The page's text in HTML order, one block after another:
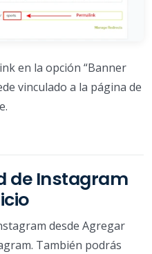
en la opción “Banner
vinculado a la página de
de Instagram
desde Agregar
También podrás